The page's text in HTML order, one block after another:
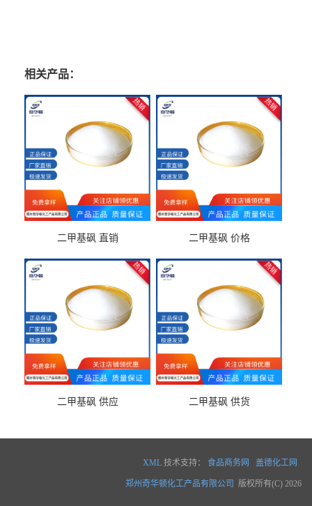
相关产品：
二甲基砜 直销 二甲基砜 价格
二甲基砜 供应 二甲基砜 供货
XML 技术支持： 食品商务网 盖德化工网
郑州奇华顿化工产品有限公司 版权所有(C) 2026